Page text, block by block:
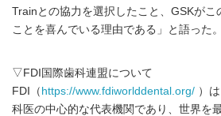
Trainとの協力を選択したこと、GSKがこ
ことを喜んでいる理由である」と語った。
▽FDI国際歯科連盟について
FDI（ https://www.fdiworlddental.org/ ）
科医の中心的な代表機関であり、世界を